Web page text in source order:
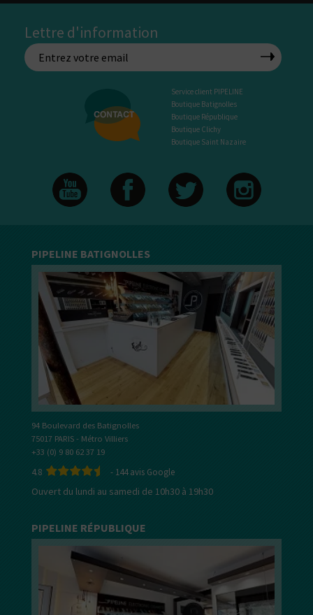
Lettre d'information
Service client PIPELINE
Boutique Batignolles
Boutique République
Boutique Clichy
Boutique Saint Nazaire
PIPELINE BATIGNOLLES
94 Boulevard des Batignolles
75017 PARIS - Métro Villiers
+33 (0) 9 80 62 37 19
4.8 - 144avis Google
Ouvert du lundi au samedi de 10h30 à 19h30
PIPELINE RÉPUBLIQUE